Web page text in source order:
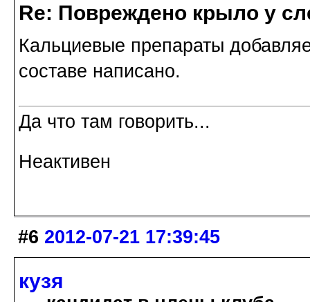
Re: Повреждено крыло у
Кальциевые препараты
составе написано.
Да что там говорить...
Неактивен
#6 2012-07-21 17:39:45
кузя